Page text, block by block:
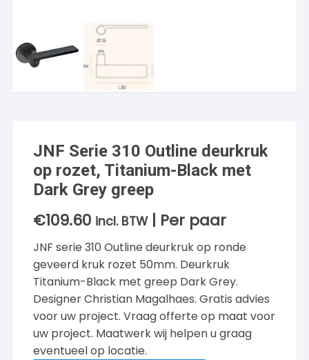
JNF Serie 310 Outline deurkruk
op rozet, Titanium-Black met
Dark Grey greep
€109.60 incl. BTW | Per paar
JNF serie 310 Outline deurkruk op ronde
geveerd kruk rozet 50mm. Deurkruk
Titanium-Black met greep Dark Grey.
Designer Christian Magalhaes. Gratis advies
voor uw project. Vraag offerte op maat voor
uw project. Maatwerk wij helpen u graag
eventueel op locatie.